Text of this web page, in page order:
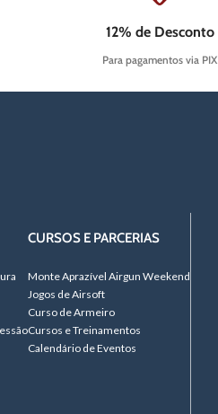
12% de Desconto
Para pagamentos via PIX
CURSOS E PARCERIAS
Monte Aprazível Airgun Weekend
Jogos de Airsoft
Curso de Armeiro
Cursos e Treinamentos
Calendário de Eventos